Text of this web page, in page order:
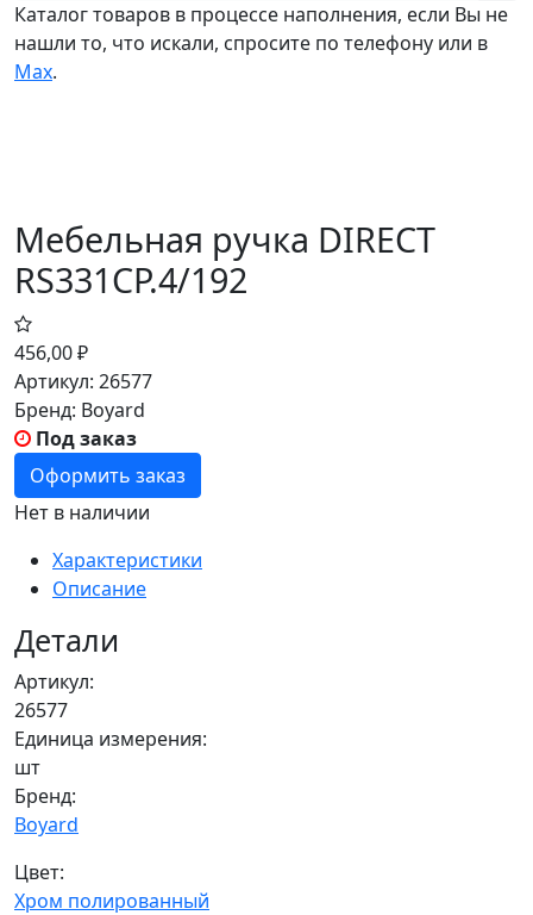
Каталог товаров в процессе наполнения, если Вы не
нашли то, что искали, спросите по телефону или в
Мах.
Мебельная ручка DIRECT
RS331CP.4/192
456,00₽
Артикул: 26577
Бренд: Boyard
Под заказ
Оформить заказ
Нет в наличии
Характеристики
Описание
Детали
Артикул:
26577
Единица измерения:
шт
Бренд:
Boyard
Цвет:
Хром полированный